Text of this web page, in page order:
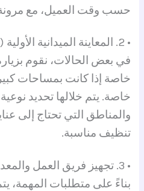
حسب وقت العميل، مع
• 2. المعاينة الميدانية الأولية (اختياري حسب الخدمة)
في بعض الحالات، نقوم
خاصة إذا كانت بمساحات
خاصة. يتم خلالها تحديد
والمناطق التي تحتاج إلى
تنظيف مناسبة.
• 3. تجهيز فريق العمل والمعدات
بناءً على متطلبات المهمة،